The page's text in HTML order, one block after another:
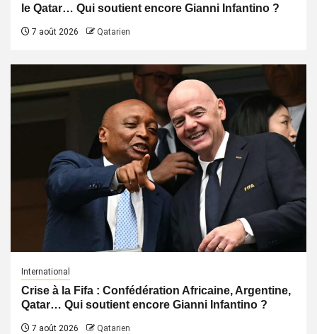
le Qatar… Qui soutient encore Gianni Infantino ?
7 août 2026 Qatarien
International
Crise à la Fifa : Confédération Africaine, Argentine,
Qatar… Qui soutient encore Gianni Infantino ?
7 août 2026 Qatarien